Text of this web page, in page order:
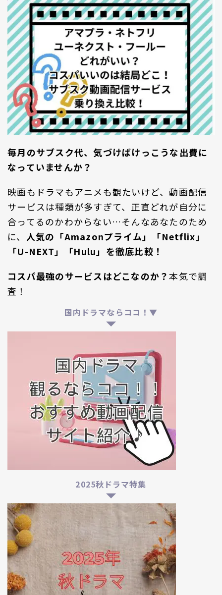
毎月のサブスク代、気づけばけっこうな出費に
なっていませんか？
映画もドラマもアニメも観たいけど、動画配信
サービスは種類が多すぎて、正直どれが自分に
合ってるのかわからない…そんなあなたのため
に、 人気の「Amazonプライム」「Netflix」
「U-NEXT」「Hulu」を徹底比較！
コスパ最強のサービスはどこなのか？本気で調
査！
国内ドラマならココ！▼
2025秋ドラマ特集